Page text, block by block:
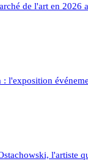
de l'art en 2026
l'exposition
l'artiste